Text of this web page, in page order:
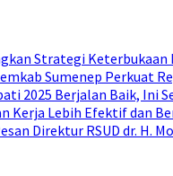
Strategi
Sumenep Perkuat
2025 Berjalan Baik, Ini
Kerja Lebih Efektif dan
Direktur RSUD dr. H.